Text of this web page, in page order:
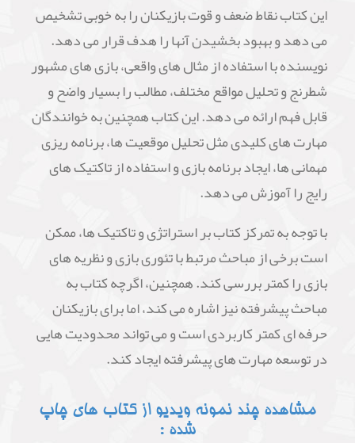
این کتاب نقاط ضعف و قوت بازیکنان را به خوبی تشخیص
می دهد و بهبود بخشیدن آنها را هدف قرار می دهد.
نویسنده با استفاده از مثال های واقعی، بازی های مشهور
شطرنج و تحلیل مواقع مختلف، مطالب را بسیار واضح و
قابل فهم ارائه می دهد. این کتاب همچنین به خوانندگان
مهارت های کلیدی مثل تحلیل موقعیت ها، برنامه ریزی
مهمانی ها، ایجاد برنامه بازی و استفاده از تاکتیک های
رایج را آموزش می دهد.
با توجه به تمرکز کتاب بر استراتژی و تاکتیک ها، ممکن
است برخی از مباحث مرتبط با تئوری بازی و نظریه های
بازی را کمتر بررسی کند. همچنین، اگرچه کتاب به
مباحث پیشرفته نیز اشاره می کند، اما برای بازیکنان
حرفه ای کمتر کاربردی است و می تواند محدودیت هایی
در توسعه مهارت های پیشرفته ایجاد کند.
مشاهده چند نمونه ویدیو از کتاب های چاپ
شده :